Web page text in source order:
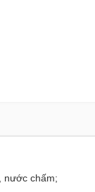
nước chấm;